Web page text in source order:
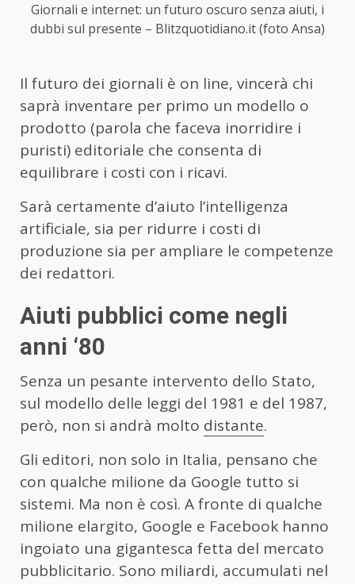
Giornali e internet: un futuro oscuro senza aiuti, i
dubbi sul presente – Blitzquotidiano.it (foto Ansa)
Il futuro dei giornali è on line, vincerà chi
saprà inventare per primo un modello o
prodotto (parola che faceva inorridire i
puristi) editoriale che consenta di
equilibrare i costi con i ricavi.
Sarà certamente d’aiuto l’intelligenza
artificiale, sia per ridurre i costi di
produzione sia per ampliare le competenze
dei redattori.
Aiuti pubblici come negli
anni ‘80
Senza un pesante intervento dello Stato,
sul modello delle leggi del 1981 e del 1987,
però, non si andrà molto distante.
Gli editori, non solo in Italia, pensano che
con qualche milione da Google tutto si
sistemi. Ma non è così. A fronte di qualche
milione elargito, Google e Facebook hanno
ingoiato una gigantesca fetta del mercato
pubblicitario. Sono miliardi, accumulati nel